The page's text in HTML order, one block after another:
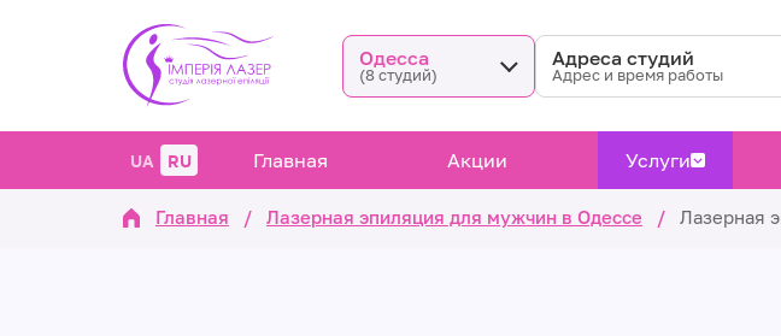
Одесса
(8 студий)
Адреса студий
Адрес и время работы
UA RU Главная Акции Услуги
Главная / Лазерная эпиляция для мужчин в Одессе / Лазерная